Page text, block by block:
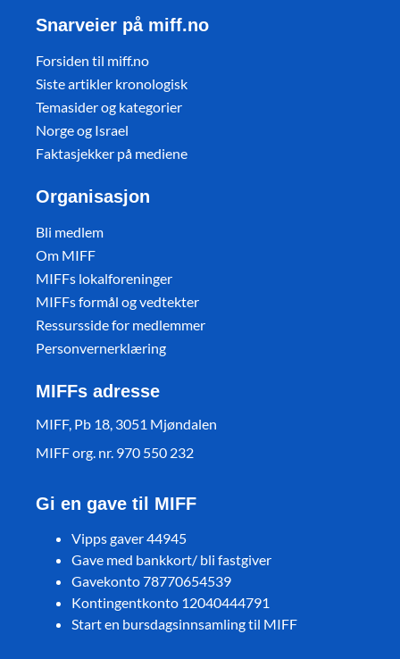
Snarveier på miff.no
Forsiden til miff.no
Siste artikler kronologisk
Temasider og kategorier
Norge og Israel
Faktasjekker på mediene
Organisasjon
Bli medlem
Om MIFF
MIFFs lokalforeninger
MIFFs formål og vedtekter
Ressursside for medlemmer
Personvernerklæring
MIFFs adresse
MIFF, Pb 18, 3051 Mjøndalen
MIFF org. nr. 970 550 232
Gi en gave til MIFF
Vipps gaver 44945
Gave med bankkort/ bli fastgiver
Gavekonto 78770654539
Kontingentkonto 12040444791
Start en bursdagsinnsamling til MIFF